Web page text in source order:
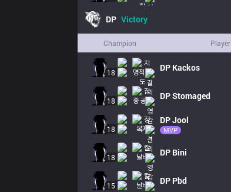
DP Victory
Champion Player
18 DP Kackos
18 DPStomaged
18
DPJool
MVP
18 DP Bini
15 DP Pbd